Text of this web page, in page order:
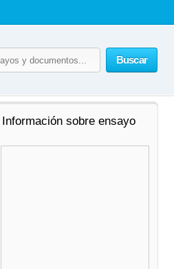
Buscar
Información sobre ensayo